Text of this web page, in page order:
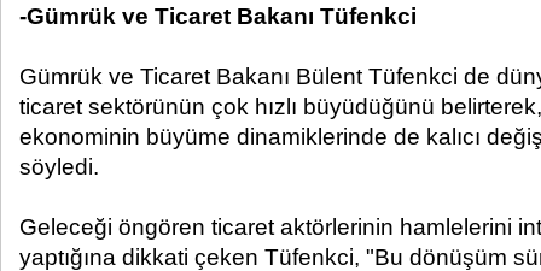
-Gümrük ve Ticaret Bakanı Tüfenkci
Gümrük ve Ticaret Bakanı Bülent Tüfenkci de
ticaret sektörünün çok hızlı büyüdüğünü
ekonominin büyüme dinamiklerinde de kalıcı
söyledi.
Geleceği öngören ticaret aktörlerinin hamlelerini
yaptığına dikkati çeken Tüfenkci, "Bu dönüşüm